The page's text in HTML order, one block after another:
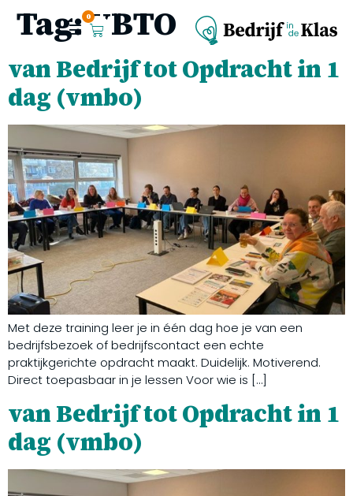
0
Tag:VBTO
van Bedrijf tot Opdracht in 1
dag (vmbo)
Met deze training leer je in één dag hoe je van een
bedrijfsbezoek of bedrijfscontact een echte
praktijkgerichte opdracht maakt. Duidelijk. Motiverend.
Direct toepasbaar in je lessen Voor wie is […]
van Bedrijf tot Opdracht in 1
dag (vmbo)